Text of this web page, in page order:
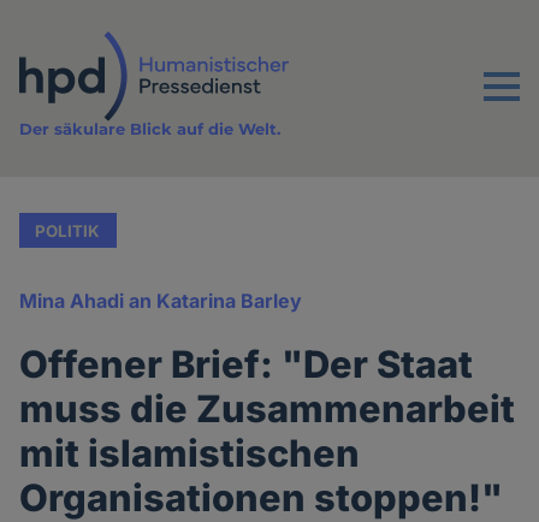
Inhalt
Menu
Der säkulare Blick auf die Welt.
POLITIK
Mina Ahadi an Katarina Barley
Offener Brief: "Der Staat
muss die Zusammenarbeit
mit islamistischen
Organisationen stoppen!"